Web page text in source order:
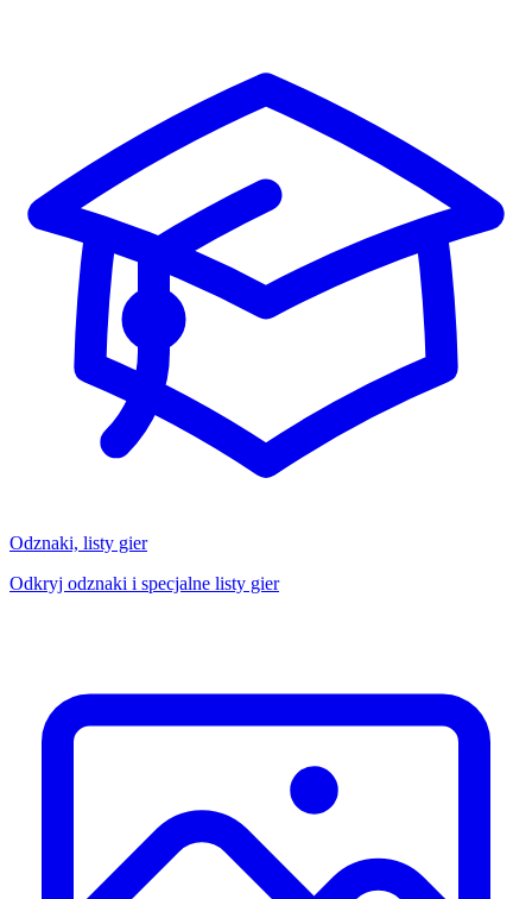
Odznaki, listy gier
Odkryj odznaki i specjalne listy gier